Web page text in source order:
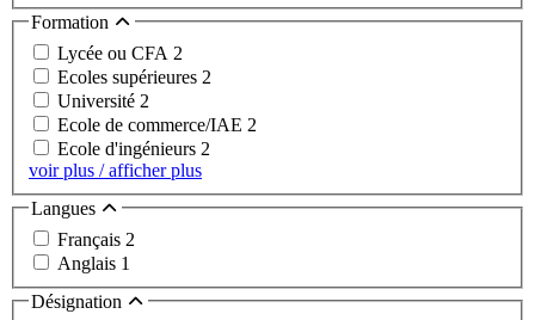
Formation
Lycée ou CFA 2
Ecoles supérieures 2
Université 2
Ecole de commerce/IAE 2
Ecole d'ingénieurs 2
voir plus / afficher plus
Langues
Français 2
Anglais 1
Désignation